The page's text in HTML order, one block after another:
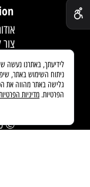
© 2020 PaiProjects Reserved
ניתוח השימוש באתר,
גלישה באתר מהווה את
הפרטיות. מדיניות